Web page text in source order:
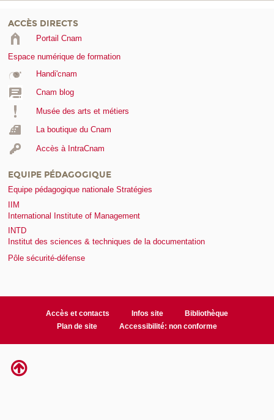
ACCÈS DIRECTS
Portail Cnam
Espace numérique de formation
Handi'cnam
Cnam blog
Musée des arts et métiers
La boutique du Cnam
Accès à IntraCnam
EQUIPE PÉDAGOGIQUE
Equipe pédagogique nationale Stratégies
IIM
International Institute of Management
INTD
Institut des sciences & techniques de la documentation
Pôle sécurité-défense
Accès et contacts Infos site
Bibliothèque
Plan de site
Accessibilité: non conforme